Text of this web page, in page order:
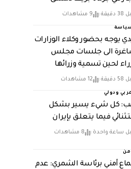
دقيقة 9 مشاهدات
يوجه بحضور وكلاء الوزارات
الى جلسات مجلس
لحين تسمية وزرائها
دقيقة 12 مشاهدات
ودولي
كل شيء يسير بشكل
فيما يتعلق بإيران
ساعة واحدة 8 مشاهدات
أمني برئاسة الشمري: عدم